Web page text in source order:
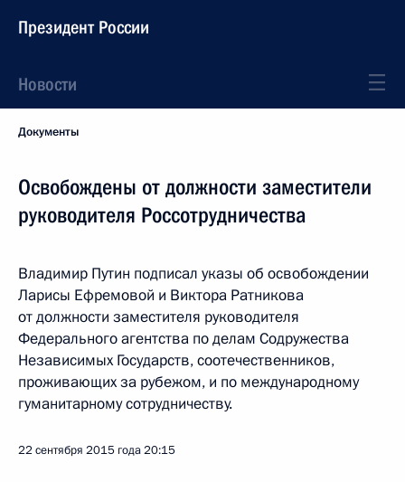
Президент России
Новости
Документы
Освобождены от должности заместители
руководителя Россотрудничества
Владимир Путин подписал указы об освобождении
Ларисы Ефремовой и Виктора Ратникова
от должности заместителя руководителя
Федерального агентства по делам Содружества
Независимых Государств, соотечественников,
проживающих за рубежом, и по международному
гуманитарному сотрудничеству.
22 сентября 2015 года20:15